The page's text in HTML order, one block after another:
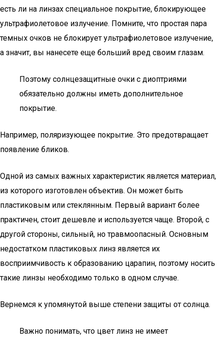
есть ли на линзах специальное покрытие, блокирующее
ультрафиолетовое излучение. Помните, что простая пара
темных очков не блокирует ультрафиолетовое излучение,
а значит, вы нанесете еще больший вред своим глазам.
Поэтому солнцезащитные очки с диоптриями
обязательно должны иметь дополнительное
покрытие.
Например, поляризующее покрытие. Это предотвращает
появление бликов.
Одной из самых важных характеристик является материал,
из которого изготовлен объектив. Он может быть
пластиковым или стеклянным. Первый вариант более
практичен, стоит дешевле и используется чаще. Второй, с
другой стороны, сильный, но травмоопасный. Основным
недостатком пластиковых линз является их
восприимчивость к образованию царапин, поэтому носить
такие линзы необходимо только в одном случае.
Вернемся к упомянутой выше степени защиты от солнца.
Важно понимать, что цвет линз не имеет